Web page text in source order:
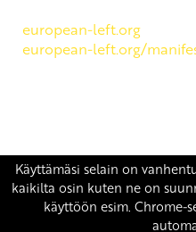
european-left.org
european-left.org/
Copyright 2026 ©